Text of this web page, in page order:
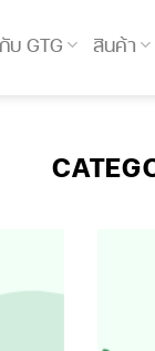
บ GTG สินค้า